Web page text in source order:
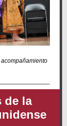
de la